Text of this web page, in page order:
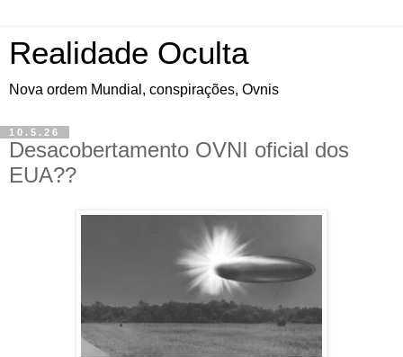
Realidade Oculta
Nova ordem Mundial, conspirações, Ovnis
10.5.26
Desacobertamento OVNI oficial dos
EUA??